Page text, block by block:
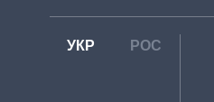
УКР РОС